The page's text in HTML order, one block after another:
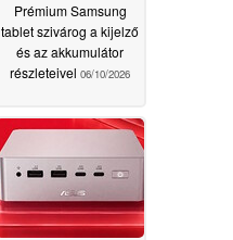
Prémium Samsung
tablet szivárog a kijelző
és az akkumulátor
részleteivel 06/10/2026